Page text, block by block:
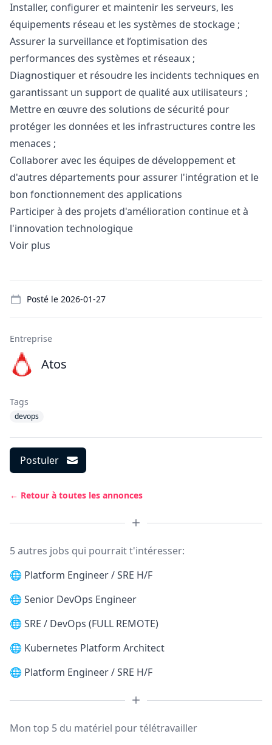
Installer, configurer et maintenir les serveurs, les
équipements réseau et les systèmes de stockage ;
Assurer la surveillance et l’optimisation des
performances des systèmes et réseaux ;
Diagnostiquer et résoudre les incidents techniques en
garantissant un support de qualité aux utilisateurs ;
Mettre en œuvre des solutions de sécurité pour
protéger les données et les infrastructures contre les
menaces ;
Collaborer avec les équipes de développement et
d'autres départements pour assurer l'intégration et le
bon fonctionnement des applications
Participer à des projets d'amélioration continue et à
l'innovation technologique
Voir plus
Posté le 2026-01-27
Entreprise
Atos
Tags
devops
Postuler
← Retour à toutes les annonces
5 autres jobs qui pourrait t'intéresser:
🌐 Platform Engineer / SRE H/F
🌐 Senior DevOps Engineer
🌐 SRE / DevOps (FULL REMOTE)
🌐 Kubernetes Platform Architect
🌐 Platform Engineer / SRE H/F
Mon top 5 du matériel pour télétravailler